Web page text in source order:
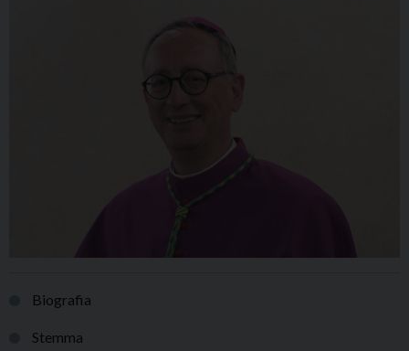
Biografia
Stemma